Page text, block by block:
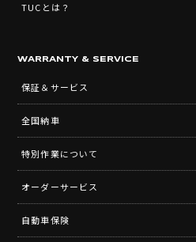
TUCとは？
WARRANTY & SERVICE
保証＆サービス
全国納車
特別作業について
オーダーサービス
自動車保険